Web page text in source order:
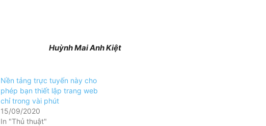
Huỳnh Mai Anh Kiệt
Nền tảng trực tuyến này cho
phép bạn thiết lập trang web
chỉ trong vài phút
15/09/2020
In "Thủ thuật"